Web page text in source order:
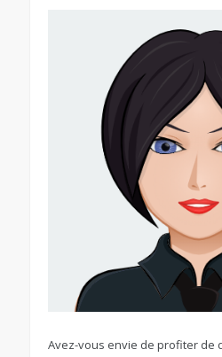
Avez-vous envie de profiter de